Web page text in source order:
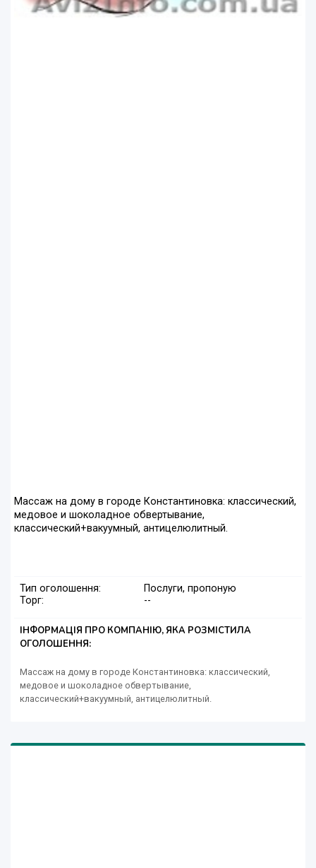
Массаж на дому в городе Константиновка: классический,
медовое и шоколадное обвертывание,
классический+вакуумный, антицелюлитный.
Тип оголошення:
Послуги, пропоную
Торг:
--
ІНФОРМАЦІЯ ПРО КОМПАНІЮ, ЯКА РОЗМІСТИЛА
ОГОЛОШЕННЯ:
Массаж на дому в городе Константиновка: классический,
медовое и шоколадное обвертывание,
классический+вакуумный, антицелюлитный.